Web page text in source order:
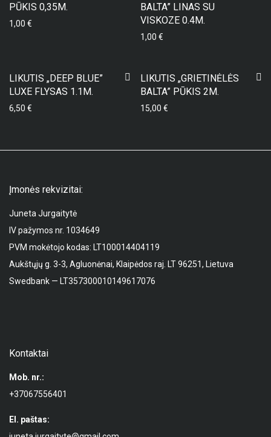
PŪKIS 0,35M.
1,00 €
BALTA” LINAS SU
VISKOZE 0.4M.
1,00 €
LIKUTIS „DEEP BLUE”
LUXE FLYSAS 1.1M.
6,50 €
LIKUTIS „GRIETINĖLĖS
BALTA” PŪKIS 2M.
15,00 €
Įmonės rekvizitai:
Juneta Jurgaitytė
IV pažymos nr. 1034649
PVM mokėtojo kodas: LT100014404119
Aukštųjų g. 3-3, Agluonėnai, Klaipėdos raj. LT 96251, Lietuva
Swedbank — LT357300010149617076
Kontaktai
Mob. nr.:
+37067556401
El. paštas: